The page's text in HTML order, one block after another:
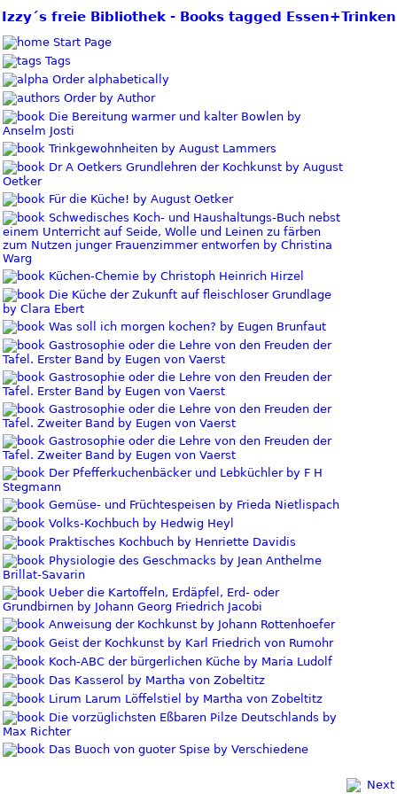
Izzy´s freie Bibliothek - Books tagged Essen+Trinken
Start Page
Tags
Order alphabetically
Order by Author
Die Bereitung warmer und kalter Bowlen by
Anselm Josti
Trinkgewohnheiten by August Lammers
Dr A Oetkers Grundlehren der Kochkunst by August
Oetker
Für die Küche! by August Oetker
Schwedisches Koch- und Haushaltungs-Buch nebst
einem Unterricht auf Seide, Wolle und Leinen zu färben
zum Nutzen junger Frauenzimmer entworfen by Christina
Warg
Küchen-Chemie by Christoph Heinrich Hirzel
Die Küche der Zukunft auf fleischloser Grundlage
by Clara Ebert
Was soll ich morgen kochen? by Eugen Brunfaut
Gastrosophie oder die Lehre von den Freuden der
Tafel. Erster Band by Eugen von Vaerst
Gastrosophie oder die Lehre von den Freuden der
Tafel. Erster Band by Eugen von Vaerst
Gastrosophie oder die Lehre von den Freuden der
Tafel. Zweiter Band by Eugen von Vaerst
Gastrosophie oder die Lehre von den Freuden der
Tafel. Zweiter Band by Eugen von Vaerst
Der Pfefferkuchenbäcker und Lebküchler by F H
Stegmann
Gemüse- und Früchtespeisen by Frieda Nietlispach
Volks-Kochbuch by Hedwig Heyl
Praktisches Kochbuch by Henriette Davidis
Physiologie des Geschmacks by Jean Anthelme
Brillat-Savarin
Ueber die Kartoffeln, Erdäpfel, Erd- oder
Grundbirnen by Johann Georg Friedrich Jacobi
Anweisung der Kochkunst by Johann Rottenhoefer
Geist der Kochkunst by Karl Friedrich von Rumohr
Koch-ABC der bürgerlichen Küche by Maria Ludolf
Das Kasserol by Martha von Zobeltitz
Lirum Larum Löffelstiel by Martha von Zobeltitz
Die vorzüglichsten Eßbaren Pilze Deutschlands by
Max Richter
Das Buoch von guoter Spise by Verschiedene